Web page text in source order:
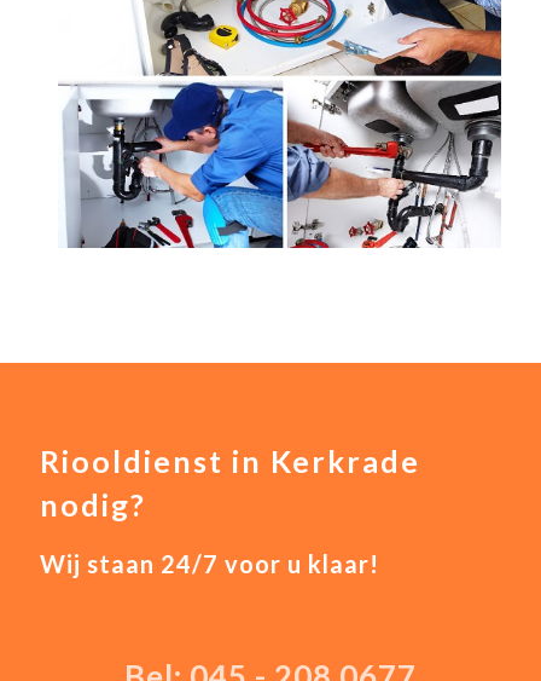
Riooldienst in Kerkrade
nodig?
Wij staan 24/7 voor u klaar!